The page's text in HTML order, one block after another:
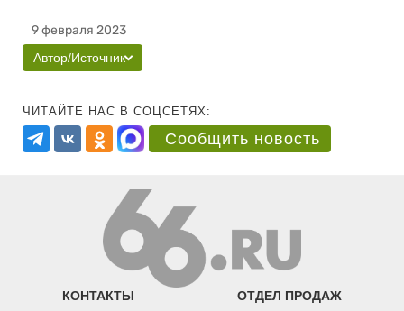
9 февраля 2023
Автор/Источник
ЧИТАЙТЕ НАС В СОЦСЕТЯХ:
Сообщить новость
КОНТАКТЫ ОТДЕЛ ПРОДАЖ